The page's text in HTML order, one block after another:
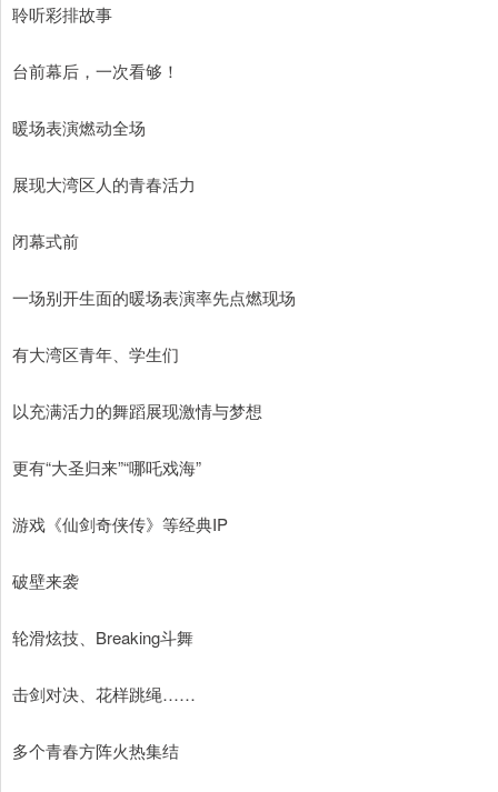
聆听彩排故事
台前幕后，一次看够！
暖场表演燃动全场
展现大湾区人的青春活力
闭幕式前
一场别开生面的暖场表演率先点燃现场
有大湾区青年、学生们
以充满活力的舞蹈展现激情与梦想
更有“大圣归来”“哪吒戏海”
游戏《仙剑奇侠传》等经典IP
破壁来袭
轮滑炫技、Breaking斗舞
击剑对决、花样跳绳……
多个青春方阵火热集结